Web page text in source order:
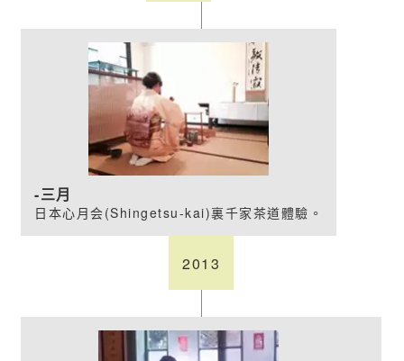
三月
日本心月会(Shingetsu-kai)裏千家茶道體驗。
2013